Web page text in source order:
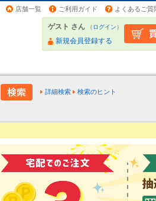
店舗一覧 ご利用ガイド よくあるご質
ゲスト さん （ログイン）
新規会員登録する
詳細検索 検索のヒント